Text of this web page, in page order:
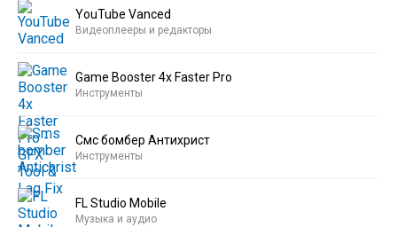
YouTube Vanced
Видеоплееры и редакторы
Game Booster 4x Faster Pro
Инструменты
Смс бомбер Антихрист
Инструменты
FL Studio Mobile
Музыка и аудио